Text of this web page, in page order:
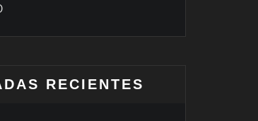
RECIENTES